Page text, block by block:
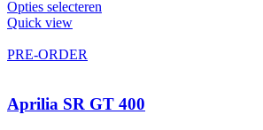
Opties selecteren
Quick view
PRE-ORDER
Aprilia SR GT 400